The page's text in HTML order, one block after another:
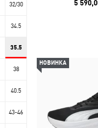
5
НОВИНКА
32/30
34.5
35.5
38
40.5
43-46